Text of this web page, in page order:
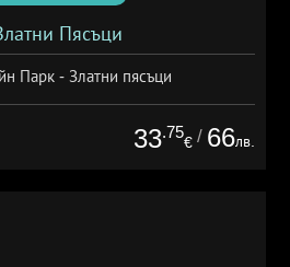
Пясъци
Парк - Златни пясъци
33.75
€ / 66лв.